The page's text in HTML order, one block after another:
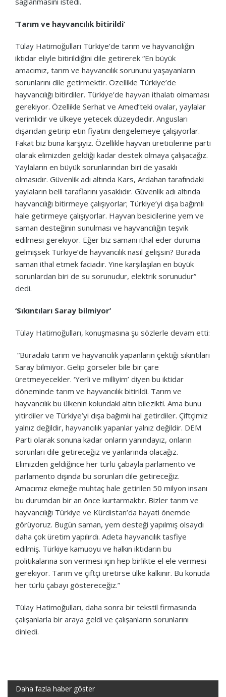
‘Tarım ve hayvancılık bitirildi’
Tülay Hatimoğulları Türkiye’de tarım ve hayvancılığın
iktidar eliyle bitirildiğini dile getirerek “En büyük
amacımız, tarım ve hayvancılık sorununu yaşayanların
sorunlarını dile getirmektir. Özellikle Türkiye’de
hayvancılığı bitirdiler. Türkiye’de hayvan ithalatı olmaması
gerekiyor. Özellikle Serhat ve Amed’teki ovalar, yaylalar
verimlidir ve ülkeye yetecek düzeydedir. Angusları
dışarıdan getirip etin fiyatını dengelemeye çalışıyorlar.
Fakat biz buna karşıyız. Özellikle hayvan üreticilerine parti
olarak elimizden geldiği kadar destek olmaya çalışacağız.
Yaylaların en büyük sorunlarından biri de yasaklı
olmasıdır. Güvenlik adı altında Kars, Ardahan tarafındaki
yaylaların belli taraflarını yasaklıdır. Güvenlik adı altında
hayvancılığı bitirmeye çalışıyorlar; Türkiye’yi dışa bağımlı
hale getirmeye çalışıyorlar. Hayvan besicilerine yem ve
saman desteğinin sunulması ve hayvancılığın teşvik
edilmesi gerekiyor. Eğer biz samanı ithal eder duruma
gelmişsek Türkiye’de hayvancılık nasıl gelişsin? Burada
saman ithal etmek faciadır. Yine karşılaşılan en büyük
sorunlardan biri de su sorunudur, elektrik sorunudur”
dedi.
‘Sıkıntıları Saray bilmiyor’
Tülay Hatimoğulları, konuşmasına şu sözlerle devam etti:
“Buradaki tarım ve hayvancılık yapanların çektiği sıkıntıları
Saray bilmiyor. Gelip görseler bile bir çare
üretmeyecekler. ‘Yerli ve milliyim’ diyen bu iktidar
döneminde tarım ve hayvancılık bitirildi. Tarım ve
hayvancılık bu ülkenin kolundaki altın bilezikti. Ama bunu
yitirdiler ve Türkiye’yi dışa bağımlı hal getirdiler. Çiftçimiz
yalnız değildir, hayvancılık yapanlar yalnız değildir. DEM
Parti olarak sonuna kadar onların yanındayız, onların
sorunları dile getireceğiz ve yanlarında olacağız.
Elimizden geldiğince her türlü çabayla parlamento ve
parlamento dışında bu sorunları dile getireceğiz.
Amacımız ekmeğe muhtaç hale getirilen 50 milyon insanı
bu durumdan bir an önce kurtarmaktır. Bizler tarım ve
hayvancılığı Türkiye ve Kürdistan’da hayati önemde
görüyoruz. Bugün saman, yem desteği yapılmış olsaydı
daha çok üretim yapılırdı. Adeta hayvancılık tasfiye
edilmiş. Türkiye kamuoyu ve halkın iktidarın bu
politikalarına son vermesi için hep birlikte el ele vermesi
gerekiyor. Tarım ve çiftçi üretirse ülke kalkınır. Bu konuda
her türlü çabayı göstereceğiz.”
Tülay Hatimoğulları, daha sonra bir tekstil firmasında
çalışanlarla bir araya geldi ve çalışanların sorunlarını
dinledi.
Daha fazla haber göster